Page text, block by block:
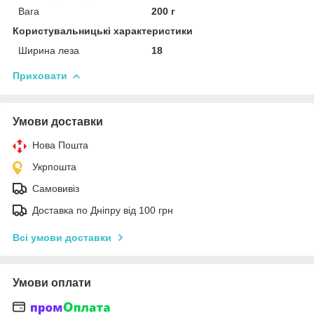
Вага
200 г
Користувальницькі характеристики
Ширина леза
18
Приховати
Умови доставки
Нова Пошта
Укрпошта
Самовивіз
Доставка по Дніпру від 100 грн
Всі умови доставки
Умови оплати